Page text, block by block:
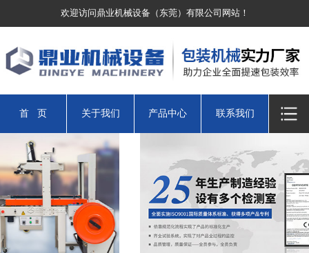
欢迎访问鼎业机械设备（东莞）有限公司网站！
首 页 关于我们 产品中心 联系我们